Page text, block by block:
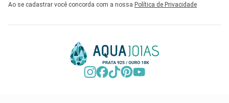
Ao se cadastrar você concorda com a nossa Política de Privacidade